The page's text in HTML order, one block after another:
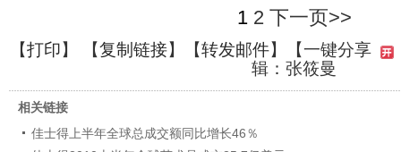
1 2 下一页>>
【打印】 【复制链接】【转发邮件】
【一键分享
辑：张筱曼
相关链接
佳士得上半年全球总成交额同比增长46％